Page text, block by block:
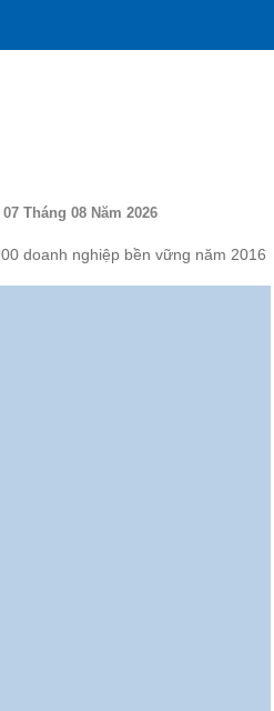
Tháng 08 Năm 2026
doanh nghiệp bền vững năm 2016